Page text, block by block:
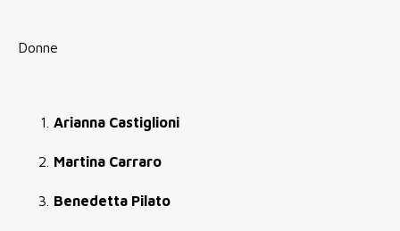
Donne
Arianna Castiglioni
Martina Carraro
Benedetta Pilato